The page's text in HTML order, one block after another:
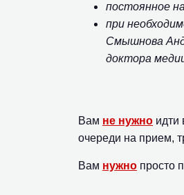
постоянное
при
Смышнова
доктора
Вам не нужно идти
очереди на прием,
Вам нужно просто